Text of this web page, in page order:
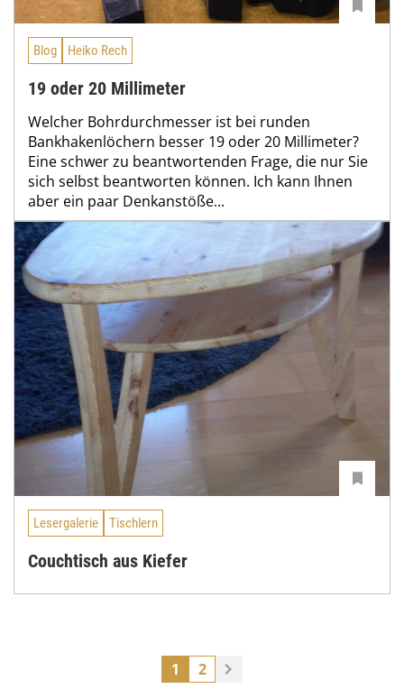
Blog Heiko Rech
19 oder 20 Millimeter
Welcher Bohrdurchmesser ist bei runden
Bankhakenlöchern besser 19 oder 20 Millimeter?
Eine schwer zu beantwortenden Frage, die nur Sie
sich selbst beantworten können. Ich kann Ihnen
aber ein paar Denkanstöße...
Lesergalerie Tischlern
Couchtisch aus Kiefer
1 2